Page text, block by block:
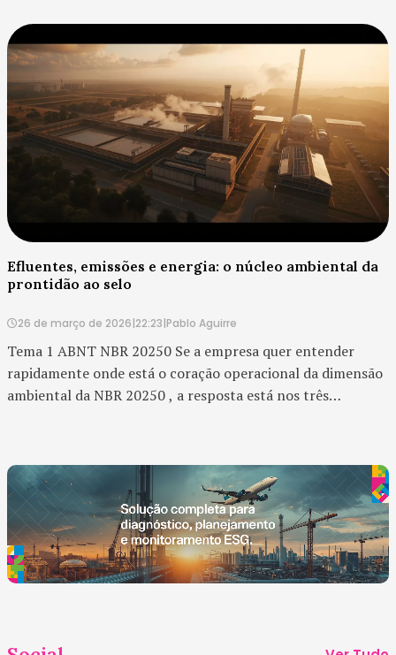
circular . A seção 5.4 da norma não e...
Efluentes, emissões e energia: o núcleo ambiental da
prontidão ao selo
26 de março de 2026|22:23|Pablo Aguirre
Tema 1 ABNT NBR 20250 Se a empresa quer entender
rapidamente onde está o coração operacional da dimensão
ambiental da NBR 20250 , a resposta está nos três